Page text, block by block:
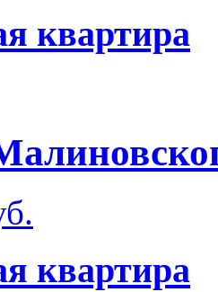
квартира
квартира